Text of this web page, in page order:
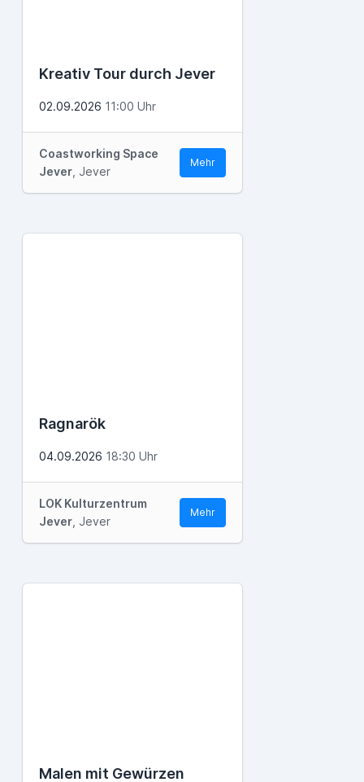
Kreativ Tour durch Jever
02.09.2026 11:00 Uhr
Coastworking Space
Jever , Jever
Mehr
Ragnarök
04.09.2026 18:30 Uhr
LOK Kulturzentrum
Jever , Jever
Mehr
Malen mit Gewürzen